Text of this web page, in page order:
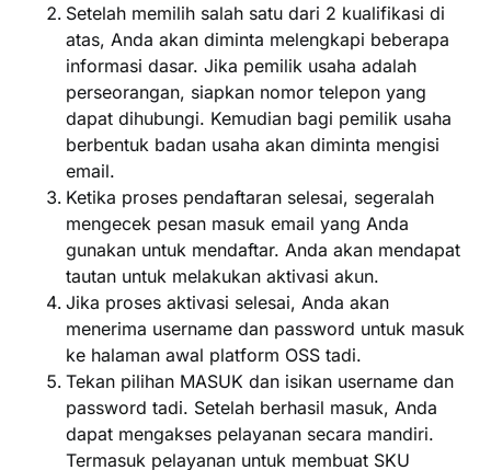
Setelah memilih salah satu dari 2 kualifikasi di
atas, Anda akan diminta melengkapi beberapa
informasi dasar. Jika pemilik usaha adalah
perseorangan, siapkan nomor telepon yang
dapat dihubungi. Kemudian bagi pemilik usaha
berbentuk badan usaha akan diminta mengisi
email.
Ketika proses pendaftaran selesai, segeralah
mengecek pesan masuk email yang Anda
gunakan untuk mendaftar. Anda akan mendapat
tautan untuk melakukan aktivasi akun.
Jika proses aktivasi selesai, Anda akan
menerima username dan password untuk masuk
ke halaman awal platform OSS tadi.
Tekan pilihan MASUK dan isikan username dan
password tadi. Setelah berhasil masuk, Anda
dapat mengakses pelayanan secara mandiri.
Termasuk pelayanan untuk membuat SKU